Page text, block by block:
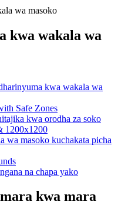
wa masoko
kwa wakala wa
kwa wakala wa
Safe Zones
kwa orodha za soko
1200x1200
wa masoko kuchakata picha
na chapa yako
kwa mara